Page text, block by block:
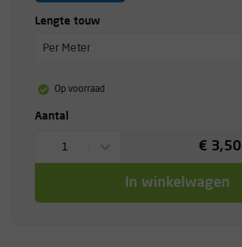
Lengte touw
Per Meter
Op voorraad
Aantal
1 € 3,50
In winkelwagen